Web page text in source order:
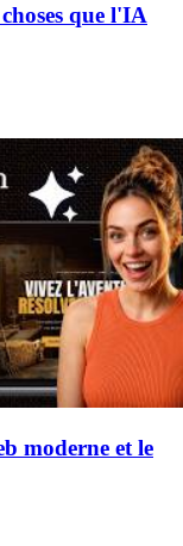
que l'IA
moderne et le